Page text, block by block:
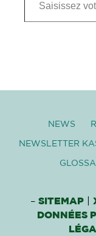
NEWS
NEWSLETTER
– SITEMAP|
DONNÉES